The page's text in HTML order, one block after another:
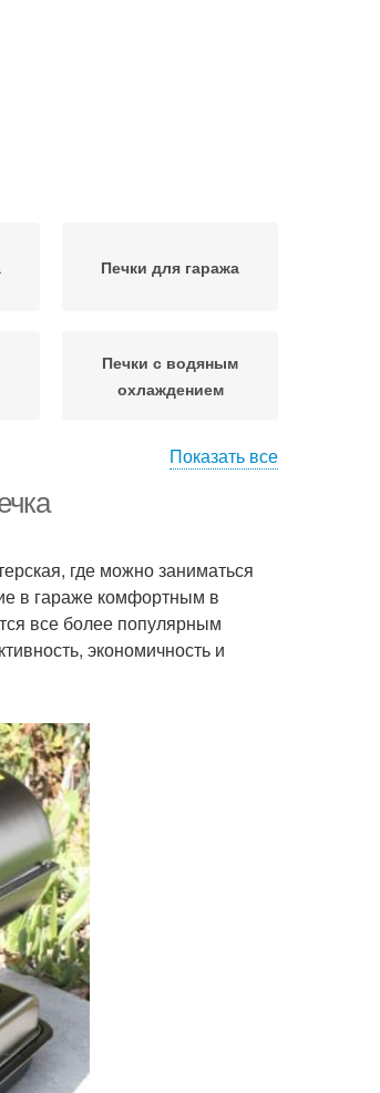
Печки для гаража
Печки с водяным
охлаждением
Показать все
где можно заниматься
в гараже комфортным в
все более популярным
экономичность и